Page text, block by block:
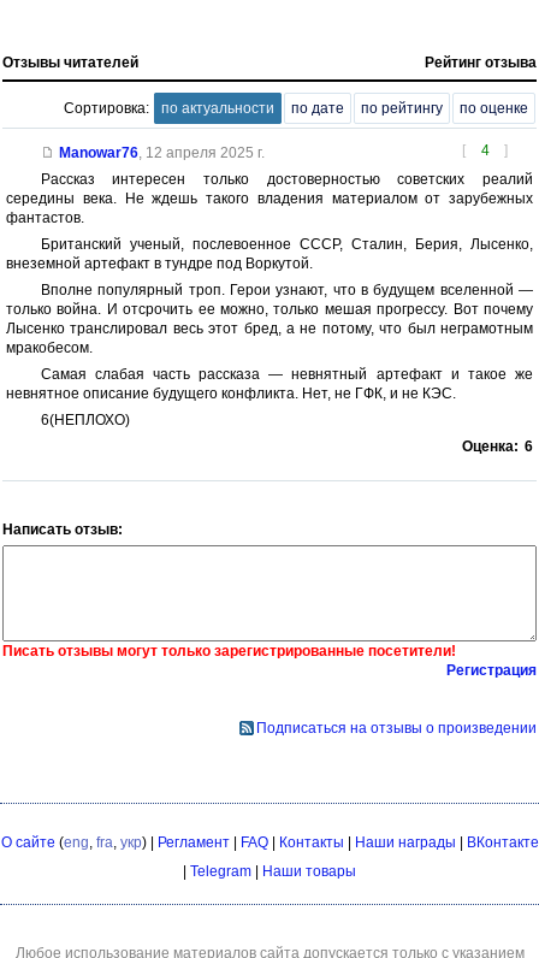
Отзывы читателей Рейтинг отзыва
Сортировка: по актуальности по дате по рейтингу по оценке
[ 4 ]
Manowar76, 12 апреля 2025 г.
Рассказ интересен только достоверностью советских реалий
середины века. Не ждешь такого владения материалом от зарубежных
фантастов.
Британский ученый, послевоенное СССР, Сталин, Берия, Лысенко,
внеземной артефакт в тундре под Воркутой.
Вполне популярный троп. Герои узнают, что в будущем вселенной —
только война. И отсрочить ее можно, только мешая прогрессу. Вот почему
Лысенко транслировал весь этот бред, а не потому, что был неграмотным
мракобесом.
Самая слабая часть рассказа — невнятный артефакт и такое же
невнятное описание будущего конфликта. Нет, не ГФК, и не КЭС.
6(НЕПЛОХО)
Оценка: 6
Написать отзыв:
Писать отзывы могут только зарегистрированные посетители!
Регистрация
Подписаться на отзывы о произведении
О сайте (eng fra укр) | Регламент| FAQ| Контакты | Наши награды | ВКонтакте
| Telegram | Наши товары
Любое использование материалов сайта допускается только с указанием